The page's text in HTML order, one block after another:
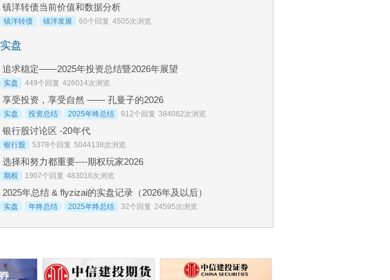
镇洋转债当前价值和数据分析
镇洋转债 镇洋发展 60个回复 4505次浏览
实盘
追求稳定——2025年投资总结暨2026年展望
实盘 449个回复 426014次浏览
享受投资，享受自然 —— 孔曼子的2026
实盘 投资总结 2025年终总结 912个回复 384082次浏览
银行股讨论区 -20年代
银行股 5378个回复 5044138次浏览
选择和努力都重要----期权玩家2026
期权 1907个回复 483016次浏览
2025年总结 & flyzizai的实盘记录（2026年及以后）
实盘 年终总结 2025年终总结 32个回复 24595次浏览